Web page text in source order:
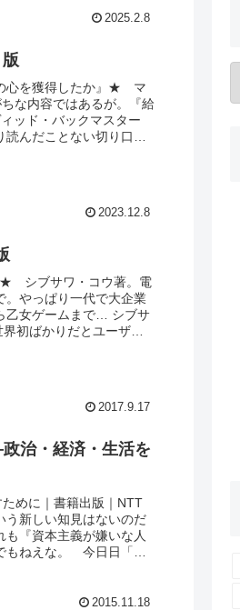
2025.2.8
心を獲得したか』★ マ
な内容ではあるが。『給
ッド・バックマスター
んだことない切り口だ
2023.12.8
シブサワ・コウ著。電
。やっぱり一代で大企業
乙女ゲームまで… シブサ
初ばかりだとユーザー
2017.9.17
治・経済・生活を
めに｜書籍出版｜NTT
新しい知見はないのだ
『資本主義が嫌いな人
ねえな。 今日日「哲
2015.11.18